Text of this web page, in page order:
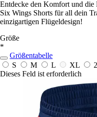
Entdecke den Komfort und
Six Wings Shorts für all dein
einzigartigen Flügeldesign!
Größe
*
Größentabelle
S
M L XL
Dieses Feld ist erforderlich